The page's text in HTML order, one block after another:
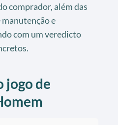
comprador, além das
e
com um veredicto
jogo de